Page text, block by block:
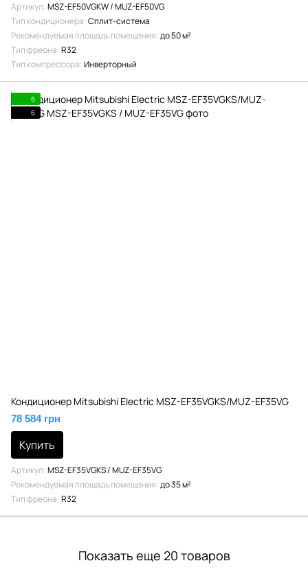
Артикул MSZ-EF50VGKW / MUZ-EF50VG
Тип кондиционера Сплит-система
Рекомендуемая площадь помещения до 50 м²
Тип фреона R32
Тип компрессора Инверторный
6
6
Кондиционер Mitsubishi Electric MSZ-EF35VGKS/MUZ-EF35VG
78 584 грн
Купить
Артикул MSZ-EF35VGKS / MUZ-EF35VG
Рекомендуемая площадь помещения до 35 м²
Тип фреона R32
Показать еще 20 товаров